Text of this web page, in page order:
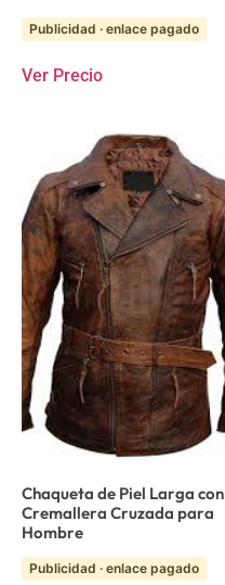
Publicidad · enlace pagado
Ver Precio
Chaqueta de Piel Larga con
Cremallera Cruzada para
Hombre
Publicidad · enlace pagado